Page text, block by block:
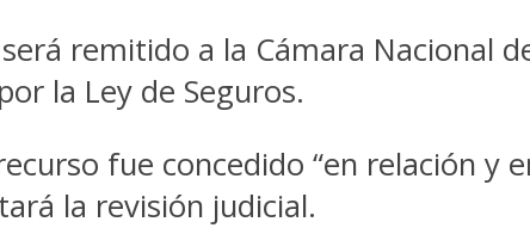
remitido a la Cámara Nacional
la Ley de Seguros.
fue concedido “en relación y
la revisión judicial.